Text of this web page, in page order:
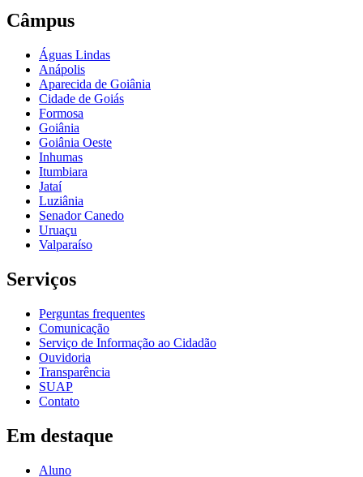
Câmpus
Águas Lindas
Anápolis
Aparecida de Goiânia
Cidade de Goiás
Formosa
Goiânia
Goiânia Oeste
Inhumas
Itumbiara
Jataí
Luziânia
Senador Canedo
Uruaçu
Valparaíso
Serviços
Perguntas frequentes
Comunicação
Serviço de Informação ao Cidadão
Ouvidoria
Transparência
SUAP
Contato
Em destaque
Aluno